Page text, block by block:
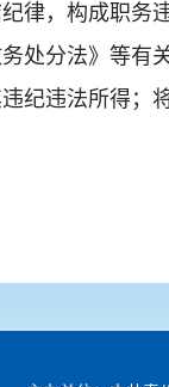
律，构成职务
处分法》等有
纪违法所得；